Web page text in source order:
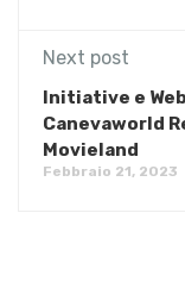
Next post
Initiative e
Canevaworld
Movieland
Febbraio 21, 2023